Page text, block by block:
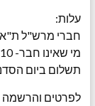
עלות:
חברי מרש"ל
מי שאינו חבר- 10 ש"ח
תשלום ביום
לפרטים והרשמה